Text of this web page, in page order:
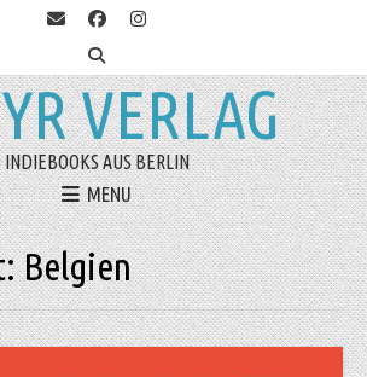
VERLAG
INDIEBOOKS AUS BERLIN
MENU
Belgien